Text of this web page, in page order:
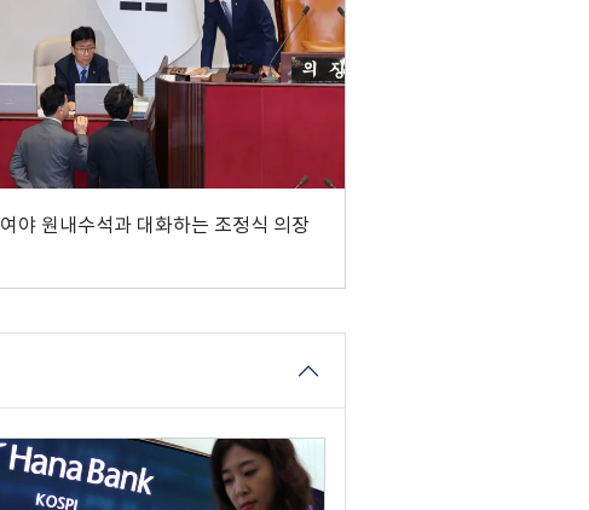
여야 원내수석과 대화하는 조정식 의장